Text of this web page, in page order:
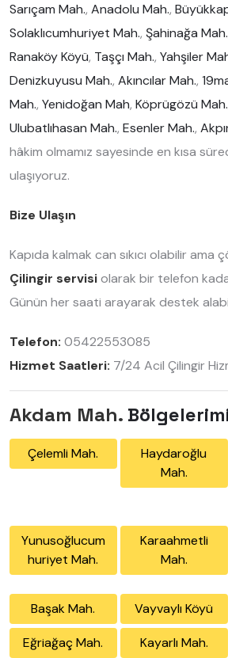
Sarıçam Mah., Anadolu Mah.,
Solaklıcumhuriyet Mah., Şahinağa Mah.
Ranaköy Köyü, Taşçı Mah., Yahşiler
Denizkuyusu Mah., Akıncılar Mah.,
Mah., Yenidoğan Mah, Köprügözü Mah.
Ulubatlıhasan Mah., Esenler Mah.,
hâkim olmamız sayesinde en kısa
ulaşıyoruz.
Bize Ulaşın
Kapıda kalmak can sıkıcı olabilir ama
Çilingir servisiolarak bir telefon
Günün her saati arayarak destek
Telefon: 05422553085
Hizmet Saatleri: 7/24 Acil Çilingir
Akdam Mah.
Çelemli Mah.
Haydaroğlu
Mah.
Yunusoğlucum
huriyet Mah.
Karaahmetli
Mah.
Başak Mah. Vayvaylı Köyü
Eğriağaç Mah. Kayarlı Mah.